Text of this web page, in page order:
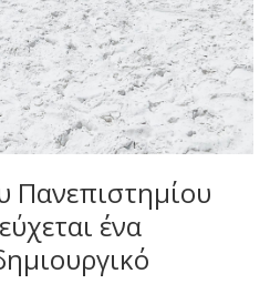
Πανεπιστημίου
ένα